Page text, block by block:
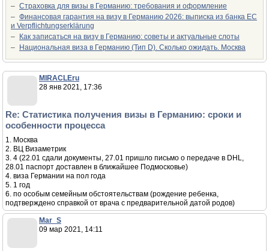
– Страховка для визы в Германию: требования и оформление
– Финансовая гарантия на визу в Германию 2026: выписка из банка ЕС
и Verpflichtungserklärung
–
Как записаться на визу в Германию: советы и актуальные слоты
–
Национальная виза в Германию (Тип D). Сколько ожидать. Москва
MIRACLEru
28 янв 2021, 17:36
Re: Статистика получения визы в Германию: сроки и
особенности процесса
1. Москва
2. ВЦ Визаметрик
3. 4 (22.01 сдали документы, 27.01 пришло письмо о передаче в DHL,
28.01 паспорт доставлен в ближайшее Подмосковье)
4. виза Германии на пол года
5. 1 год
6. по особым семейным обстоятельствам (рождение ребенка,
подтверждено справкой от врача с предварительной датой родов)
Mar_S
09 мар 2021, 14:11